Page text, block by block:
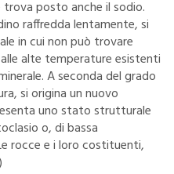
posto anche il sodio.
raffredda lentamente, si
in cui non può trovare
alte temperature esistenti
A seconda del grado
si origina un nuovo
uno stato strutturale
o, di bassa
rocce e i loro costituenti,